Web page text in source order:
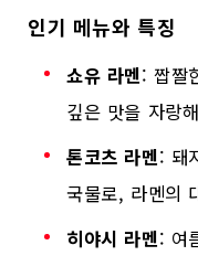
인기 메뉴와 특징
쇼유 라멘: 짭짤
깊은 맛을 자랑
톤코츠 라멘: 돼
국물로, 라멘의
히야시 라멘: 여